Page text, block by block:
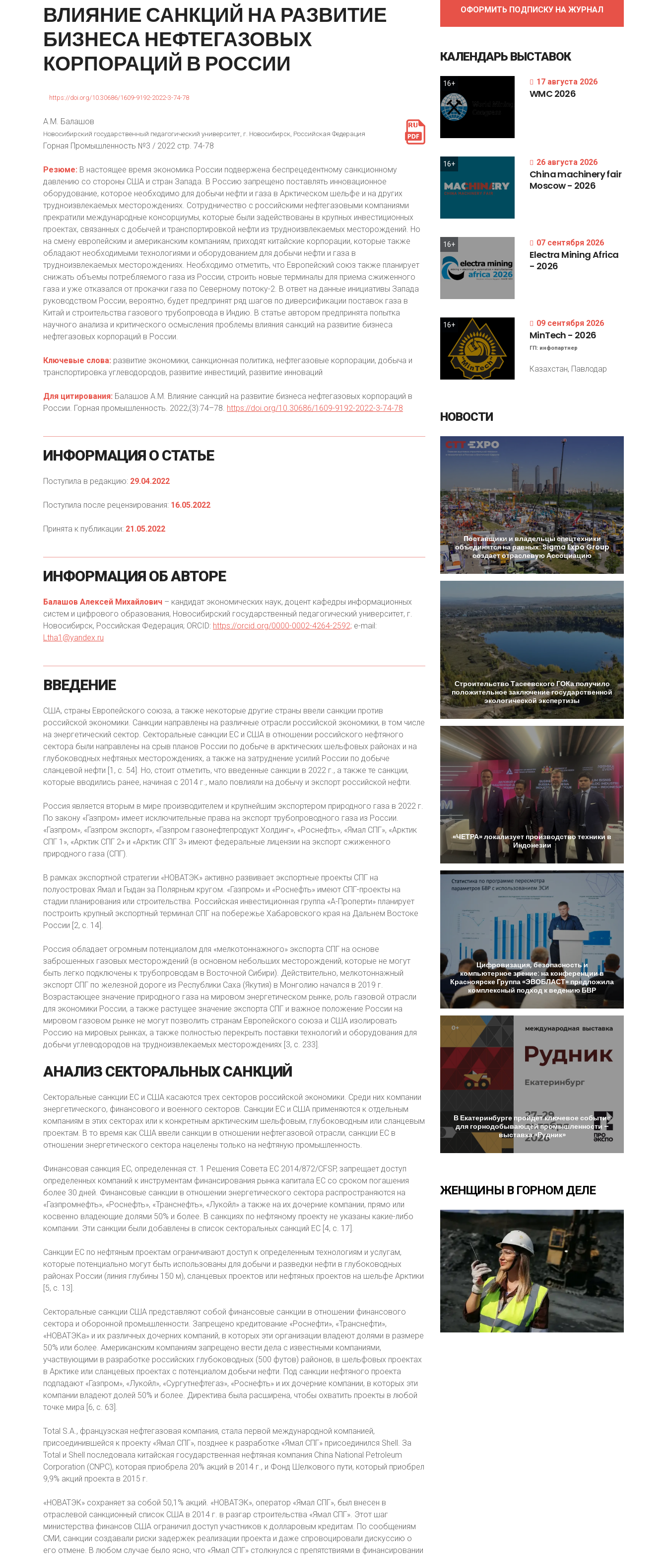
Интервью
Женщины в горном деле
ВЛИЯНИЕСАНКЦИЙ НАРАЗВИТИЕ
БИЗНЕСАНЕФТЕГАЗОВЫХ
КОРПОРАЦИЙ В РОССИИ
https://doi.org/10.30686/1609-9192-2022-3-74-78
А.М. Балашов
Новосибирский государственный педагогический университет, г. Новосибирск, Российская Федерация
Горная Промышленность №3 / 2022 стр. 74-78
Резюме: В настоящее время экономика России подвержена беспрецедентному санкционному
давлению со стороны США и стран Запада. В Россию запрещено поставлять инновационное
оборудование, которое необходимо для добычи нефти и газа в Арктическом шельфе и на других
трудноизвлекаемых месторождениях. Сотрудничество с российскими нефтегазовыми компаниями
прекратили международные консорциумы, которые были задействованы в крупных инвестиционных
проектах, связанных с добычей и транспортировкой нефти из трудноизвлекаемых месторождений. Но
на смену европейским и американским компаниям, приходят китайские корпорации, которые также
обладают необходимыми технологиями и оборудованием для добычи нефти и газа в
трудноизвлекаемых месторождениях. Необходимо отметить, что Европейский союз также планирует
снижать объемы потребляемого газа из России, строить новые терминалы для приема сжиженного
газа и уже отказался от прокачки газа по Северному потоку-2. В ответ на данные инициативы Запада
руководством России, вероятно, будет предпринят ряд шагов по диверсификации поставок газа в
Китай и строительства газового трубопровода в Индию. В статье автором предпринята попытка
научного анализа и критического осмысления проблемы влияния санкций на развитие бизнеса
нефтегазовых корпораций в России.
Ключевые слова: развитие экономики, санкционная политика, нефтегазовые корпорации, добыча и
транспортировка углеводородов, развитие инвестиций, развитие инноваций
Для цитирования: Балашов А.М. Влияние санкций на развитие бизнеса нефтегазовых корпораций в
России. Горная промышленность. 2022;(3):74–78. https://doi.org/10.30686/1609-9192-2022-3-74-78
ИНФОРМАЦИЯ О СТАТЬЕ
Поступила в редакцию: 29.04.2022
Поступила после рецензирования: 16.05.2022
Принята к публикации: 21.05.2022
ИНФОРМАЦИЯ ОБАВТОРЕ
Балашов Алексей Михайлович – кандидат экономических наук, доцент кафедры информационных
систем и цифрового образования, Новосибирский государственный педагогический университет, г.
Новосибирск, Российская Федерация; ORCID: https://orcid.org/0000-0002-4264-2592; e-mail:
Ltha1@yandex.ru
ВВЕДЕНИЕ
США, страны Европейского союза, а также некоторые другие страны ввели санкции против
российской экономики. Санкции направлены на различные отрасли российской экономики, в том числе
на энергетический сектор. Секторальные санкции ЕС и США в отношении российского нефтяного
сектора были направлены на срыв планов России по добыче в арктических шельфовых районах и на
глубоководных нефтяных месторождениях, а также на затруднение усилий России по добыче
сланцевой нефти [1, с. 54]. Но, стоит отметить, что введенные санкции в 2022 г., а также те санкции,
которые вводились ранее, начиная с 2014 г., мало повлияли на добычу и экспорт российской нефти.
Россия является вторым в мире производителем и крупнейшим экспортером природного газа в 2022 г.
По закону «Газпром» имеет исключительные права на экспорт трубопроводного газа из России.
«Газпром», «Газпром экспорт», «Газпром газонефтепродукт Холдинг», «Роснефть», «Ямал СПГ», «Арктик
СПГ 1», «Арктик СПГ 2» и «Арктик СПГ 3» имеют федеральные лицензии на экспорт сжиженного
природного газа (СПГ).
В рамках экспортной стратегии «НОВАТЭК» активно развивает экспортные проекты СПГ на
полуостровах Ямал и Гыдан за Полярным кругом. «Газпром» и «Роснефть» имеют СПГ-проекты на
стадии планирования или строительства. Российская инвестиционная группа «А-Проперти» планирует
построить крупный экспортный терминал СПГ на побережье Хабаровского края на Дальнем Востоке
России [2, с. 14].
Россия обладает огромным потенциалом для «мелкотоннажного» экспорта СПГ на основе
заброшенных газовых месторождений (в основном небольших месторождений, которые не могут
быть легко подключены к трубопроводам в Восточной Сибири). Действительно, мелкотоннажный
экспорт СПГ по железной дороге из Республики Саха (Якутия) в Монголию начался в 2019 г.
Возрастающее значение природного газа на мировом энергетическом рынке, роль газовой отрасли
для экономики России, а также растущее значение экспорта СПГ и важное положение России на
мировом газовом рынке не могут позволить странам Европейского союза и США изолировать
Россию на мировых рынках, а также полностью перекрыть поставки технологий и оборудования для
добычи углеводородов на трудноизвлекаемых месторождениях [3, с. 233].
АНАЛИЗ СЕКТОРАЛЬНЫХ САНКЦИЙ
Секторальные санкции ЕС и США касаются трех секторов российской экономики. Среди них компании
энергетического, финансового и военного секторов. Санкции ЕС и США применяются к отдельным
компаниям в этих секторах или к конкретным арктическим шельфовым, глубоководным или сланцевым
проектам. В то время как США ввели санкции в отношении нефтегазовой отрасли, санкции ЕС в
отношении энергетического сектора нацелены только на нефтяную промышленность.
Финансовая санкция ЕС, определенная ст. 1 Решения Совета ЕС 2014/872/CFSP, запрещает доступ
определенных компаний к инструментам финансирования рынка капитала ЕС со сроком погашения
более 30 дней. Финансовые санкции в отношении энергетического сектора распространяются на
«Газпромнефть», «Роснефть», «Транснефть», «Лукойл» а также на их дочерние компании, прямо или
косвенно владеющие долями 50% и более. В санкциях по нефтяному проекту не указаны какие-либо
компании. Эти санкции были добавлены в список секторальных санкций ЕС [4, с. 17].
Санкции ЕС по нефтяным проектам ограничивают доступ к определенным технологиям и услугам,
которые потенциально могут быть использованы для добычи и разведки нефти в глубоководных
районах России (линия глубины 150 м), сланцевых проектов или нефтяных проектов на шельфе Арктики
[5, с. 13].
Секторальные санкции США представляют собой финансовые санкции в отношении финансового
сектора и оборонной промышленности. Запрещено кредитование «Роснефти», «Транснефти»,
«НОВАТЭКа» и их различных дочерних компаний, в которых эти организации владеют долями в размере
50% или более. Американским компаниям запрещено вести дела с известными компаниями,
участвующими в разработке российских глубоководных (500 футов) районов, в шельфовых проектах
в Арктике или сланцевых проектах с потенциалом добычи нефти. Под санкции нефтяного проекта
подпадают «Газпром», «Лукойл», «Сургутнефтегаз», «Роснефть» и их дочерние компании, в которых эти
компании владеют долей 50% и более. Директива была расширена, чтобы охватить проекты в любой
точке мира [6, с. 63].
Total S.A., французская нефтегазовая компания, стала первой международной компанией,
присоединившейся к проекту «Ямал СПГ», позднее к разработке «Ямал СПГ» присоединился Shell. За
Total и Shell последовала китайская государственная нефтяная компания China National Petroleum
Corporation (CNPC), которая приобрела 20% акций в 2014 г., и Фонд Шелкового пути, который приобрел
9,9% акций проекта в 2015 г.
«НОВАТЭК» сохраняет за собой 50,1% акций. «НОВАТЭК», оператор «Ямал СПГ», был внесен в
отраслевой санкционный список США в 2014 г. в разгар строительства «Ямал СПГ». Этот шаг
министерства финансов США ограничил доступ участников к долларовым кредитам. По сообщениям
СМИ, санкции создавали риски задержек реализации проекта и даже спровоцировали дискуссию о
его отмене. В любом случае было ясно, что «Ямал СПГ» столкнулся с препятствиями в финансировании
ОФОРМИТЬ ПОДПИСКУ НА ЖУРНАЛ
КАЛЕНДАРЬ ВЫСТАВОК
16+ 17 августа 2026
WMC 2026
16+ 26 августа 2026
Chinamachineryfair
Moscow- 2026
16+ 07 сентября 2026
Electra MiningAfrica
- 2026
16+ 09 сентября 2026
MinTech - 2026
ГП: инфопартнер
Казахстан, Павлодар
НОВОСТИ
Поставщики и владельцыспецтехники
объединятсянаравных:SigmaExpoGroup
создаетотраслевуюАссоциацию
СтроительствоТасеевскогоГОКаполучило
положительноезаключениегосударственной
экологическойэкспертизы
«ЧЕТРА»локализует производство техникив
Индонезии
Цифровизация,безопасностьи
компьютерноезрение: на конференциив
Красноярске Группа«ЭВОБЛАСТ» предложила
комплексный подход к ведению БВР
В Екатеринбурге пройдетключевоесобытие
для горнодобывающейпромышленности –
выставка«Рудник»
ЖЕНЩИНЫ В ГОРНОМ ДЕЛЕ